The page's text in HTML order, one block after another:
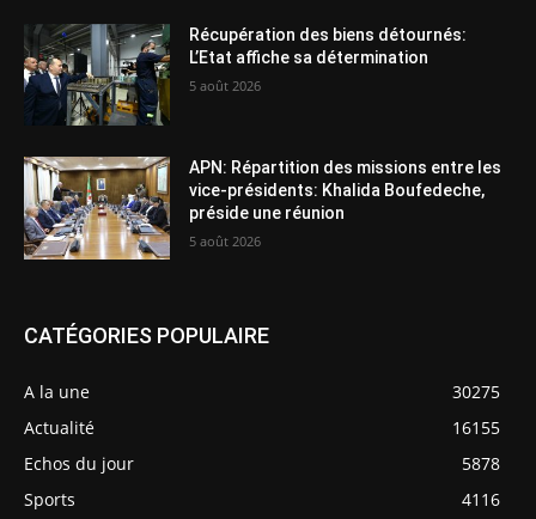
Récupération des biens détournés:
L’Etat affiche sa détermination
5 août 2026
APN: Répartition des missions entre les
vice-présidents: Khalida Boufedeche,
préside une réunion
5 août 2026
CATÉGORIES POPULAIRE
A la une
30275
Actualité
16155
Echos du jour
5878
Sports
4116